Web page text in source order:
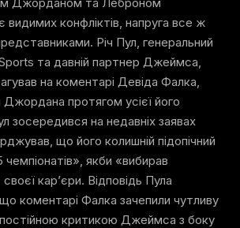
конфліктів, напруга все ж
Річ Пул, генеральний
та давній партнер Джеймса,
на коментарі Девіда Фалка,
протягом усієї його
зосередився на недавніх заявах
що його колишній підопічний
чемпіонатів», якби «вибирав
кар’єри. Відповідь Пула
коментарі Фалка зачепили чутливу
критикою Джеймса з боку